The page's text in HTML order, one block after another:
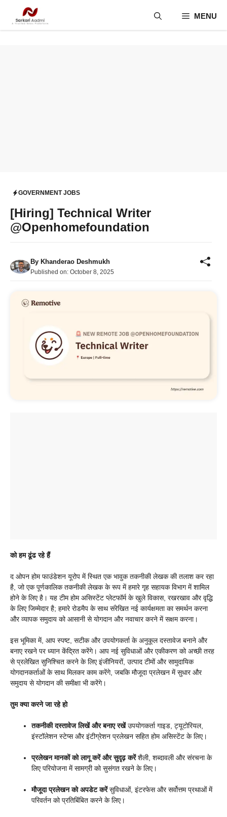
MENU
GOVERNMENT JOBS
[Hiring] Technical Writer
@Openhomefoundation
By Khanderao Deshmukh
Published on: October 8, 2025
को हम ढूंढ रहे हैं
द ओपन होम फाउंडेशन यूरोप में स्थित एक भावुक तकनीकी लेखक की तलाश कर रहा
है, जो एक पूर्णकालिक तकनीकी लेखक के रूप में हमारे गृह सहायक विभाग में शामिल
होने के लिए है। यह टीम होम असिस्टेंट प्लेटफॉर्म के खुले विकास, रखरखाव और वृद्धि
के लिए जिम्मेदार है; हमारे रोडमैप के साथ संरेखित नई कार्यक्षमता का समर्थन करना
और व्यापक समुदाय को आसानी से योगदान और नवाचार करने में सक्षम करना।
इस भूमिका में, आप स्पष्ट, सटीक और उपयोगकर्ता के अनुकूल दस्तावेज बनाने और
बनाए रखने पर ध्यान केंद्रित करेंगे। आप नई सुविधाओं और एकीकरण को अच्छी तरह
से प्रलेखित सुनिश्चित करने के लिए इंजीनियरों, उत्पाद टीमों और सामुदायिक
योगदानकर्ताओं के साथ मिलकर काम करेंगे, जबकि मौजूदा प्रलेखन में सुधार और
समुदाय से योगदान की समीक्षा भी करेंगे।
तुम क्या करने जा रहे हो
तकनीकी दस्तावेज लिखें और बनाए रखेंउपयोगकर्ता गाइड, ट्यूटोरियल,
इंस्टॉलेशन स्टेप्स और इंटीग्रेशन प्रलेखन सहित होम असिस्टेंट के लिए।
प्रलेखन मानकों को लागू करें और सुदृढ़ करेंशैली, शब्दावली और संरचना के
लिए परियोजना में सामग्री को सुसंगत रखने के लिए।
मौजूदा प्रलेखन को अपडेट करेंसुविधाओं, इंटरफेस और सर्वोत्तम प्रथाओं में
परिवर्तन को प्रतिबिंबित करने के लिए।